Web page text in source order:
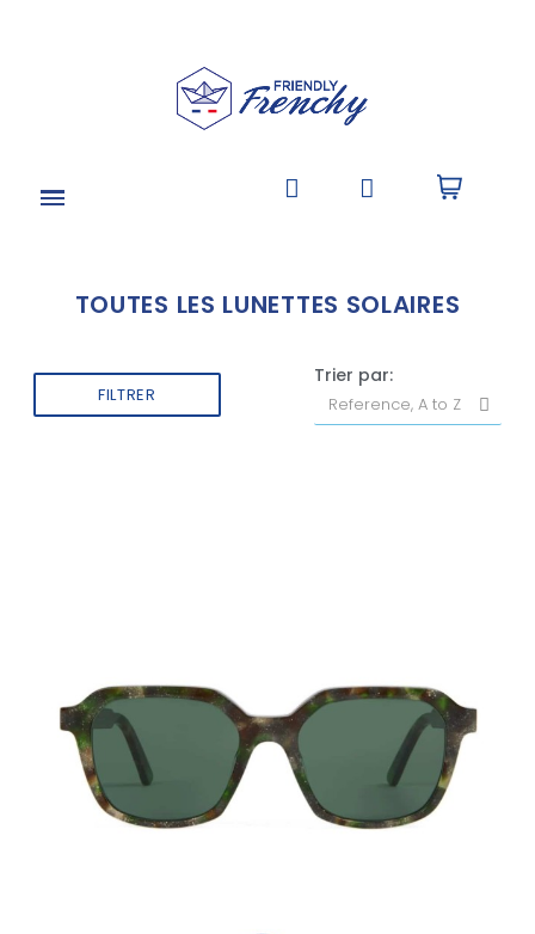
TOUTES LES LUNETTES SOLAIRES
FILTRER
Trier par: